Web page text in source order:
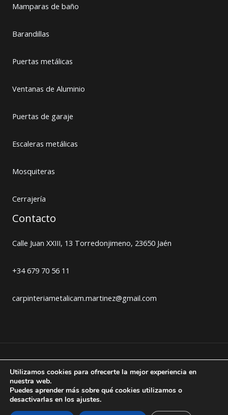
Mamparas de baño
Barandillas
Puertas metálicas
Ventanas de Aluminio
Puertas de garaje
Escaleras metálicas
Mosquiteras
Cerrajería
Contacto
Calle Juan XXIII, 13 Torredonjimeno, 23650 Jaén
+34 679 70 56 11
carpinteriametalicam.martinez@gmail.com
Copyright © 2026 Carpintería Metálica en Jaén -
Aviso legal
Política de cookies
Utilizamos cookies para ofrecerte la mejor experiencia en
nuestra web.
Puedes aprender más sobre qué cookies utilizamos o
desactivarlas en los ajustes.